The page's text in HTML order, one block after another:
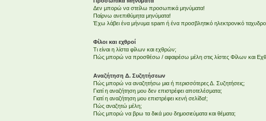
Δεν μπορώ να στείλω προσωπικά μηνύματα!
Παίρνω ανεπιθύμητα μηνύματα!
Έχω λάβει ένα μήνυμα spam ή ένα προσβλητικό ηλεκτρονικό
Φίλοι και εχθροί
Τι είναι η λίστα φίλων και εχθρών;
Πώς μπορώ να προσθέσω / αφαιρέσω μέλη στις λίστες Φίλων και
Αναζήτηση Δ. Συζητήσεων
Πώς μπορώ να αναζητήσω μια ή περισσότερες Δ. Συζητήσεις;
Γιατί η αναζήτηση μου δεν επιστρέφει αποτελέσματα;
Γιατί η αναζήτηση μου επιστρέφει κενή σελίδα!;
Πώς αναζητώ μέλη;
Πώς μπορώ να βρω τα δικά μου δημοσιεύματα και θέματα;